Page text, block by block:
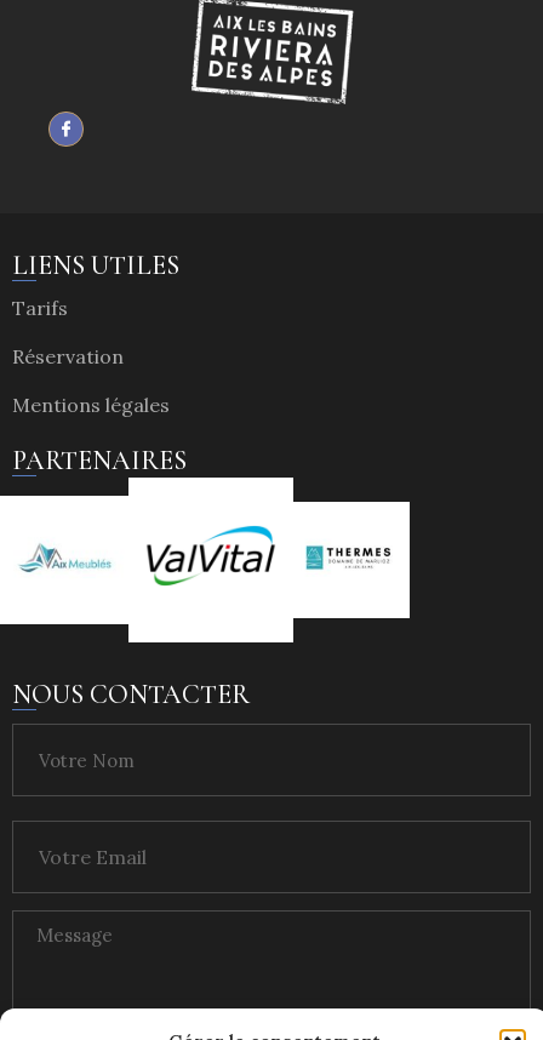
LIENS UTILES
Tarifs
Réservation
Mentions légales
PARTENAIRES
NOUS CONTACTER